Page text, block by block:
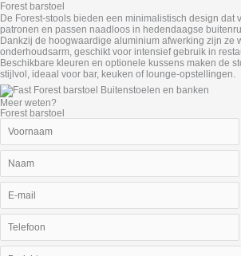
Forest barstoel
De Forest‑stools bieden een minimalistisch design dat
patronen en passen naadloos in hedendaagse
Dankzij de hoogwaardige aluminium afwerking zijn ze
onderhoudsarm, geschikt voor intensief gebruik in
Beschikbare kleuren en optionele kussens maken de
stijlvol, ideaal voor bar, keuken of lounge‑opstellingen.
Meer weten?
Forest barstoel